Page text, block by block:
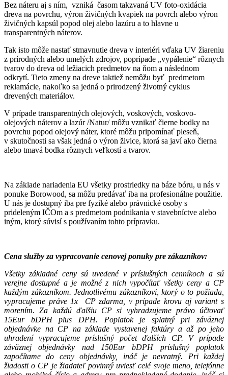
Bez náteru aj s ním, vzniká časom takzvaná UV foto-oxidácia
dreva na povrchu, výron živičných kvapiek na povrch alebo výron
živičných kapsúl popod olej alebo lazúru a to hlavne u
transparentných náterov.
Tak isto môže nastať stmavnutie dreva v interiéri vďaka UV žiareniu
z prírodných alebo umelých zdrojov, poprípade „vypálenie“ rôznych
tvarov do dreva od ležiacich predmetov na ňom a následnom
odkrytí. Tieto zmeny na dreve taktiež nemôžu byť predmetom
reklamácie, nakoľko sa jedná o prirodzený životný cyklus
drevených materiálov.
V prípade transparentných olejových, voskových, voskovo-
olejových náterov a lazúr /Natur/ môžu vznikať čierne bodky na
povrchu popod olejový náter, ktoré môžu pripomínať pleseň,
v skutočnosti sa však jedná o výron živice, ktorá sa javí ako čierna
alebo tmavá bodka rôznych veľkostí a tvarov.
Na základe nariadenia EU všetky prostriedky na báze bóru, u nás v
ponuke Borowood, sa môžu predávať iba na profesionálne použitie.
U nás je dostupný iba pre fyziké alebo právnické osoby s
prideleným IČOm a s predmetom podnikania v stavebníctve alebo
iným, ktorý súvisí s používaním tohto prípravku.
Cena služby za vypracovanie cenovej ponuky pre zákazníkov:
Všetky základné ceny sú uvedené v príslušných cenníkoch a sú
verejne dostupnéa je možné z nich vypočítať všetky ceny a CP
každým zákazníkom.Jednotlivému zákazníkovi, ktorý o to požiada,
vypracujeme práve 1x CP zdarma, v prípade krovu aj variant s
morením. Za každú ďalšiu CP si vyhradzujeme právo účtovať
15Eur bDPH plus DPH. Poplatok je splatný pri záväznej
objednávke na CP na základe vystavenej faktúry a až po jeho
uhradení vypracujeme príslušný počet ďalších CP. V prípade
záväznej objednávky nad 150Eur bDPH príslušný poplatok
započítame do ceny objednávky, ináč je nevratný. Pri každej
žiadosti o CP je žiadateľ povinný uviesť celé svoje meno, telefónne